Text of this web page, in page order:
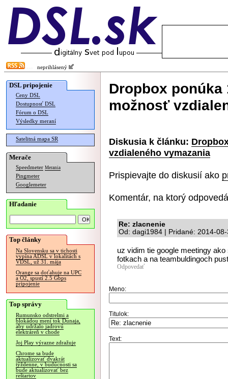
neprihlásený
DSL pripojenie
Ceny DSL
Dostupnosť DSL
Fórum o DSL
Výsledky meraní
Satelitná mapa SR
Merače
Speedmeter Merania
Pingmeter
Googlemeter
Hľadanie
Top články
Na Slovensku sa v tichosti
vypína ADSL v lokalitách s
VDSL, už 31. mája
Orange sa doťahuje na UPC
a O2, spustí 2.5 Gbps
pripojenie
Top správy
Rumunsko odstrelmi a
blokádou mení tok Dunaja,
aby udržalo jadrovú
elektráreň v chode
Joj Play výrazne zdražuje
Chrome sa bude
aktualizovať dvakrát
týždenne, v budúcnosti sa
bude aktualizovať bez
reštartov
Dropbox
možnosť
Diskusia k článku:
vzdialeného vymazania
Prispievajte do diskusií ako
Komentár, na ktorý
Re: zlacnenie
Od: dagi1984 | Pridané: 2014-
uz vidim tie google meetingy
fotkach a na teambuldingoch
Odpovedať
Meno:
Titulok:
Text: